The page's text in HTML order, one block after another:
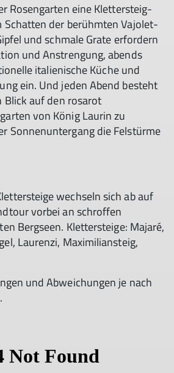
Rosengarten eine Klettersteig-
Schatten der berühmten Vajolet-
und schmale Grate erfordern
und Anstrengung, abends
italienische Küche und
ein. Und jeden Abend besteht
auf den rosarot
von König Laurin zu
Sonnenuntergang die Felstürme
wechseln sich ab auf
vorbei an schroffen
Bergseen. Klettersteige: Majaré,
Laurenzi, Maximiliansteig,
und Abweichungen je nach
© stillkost